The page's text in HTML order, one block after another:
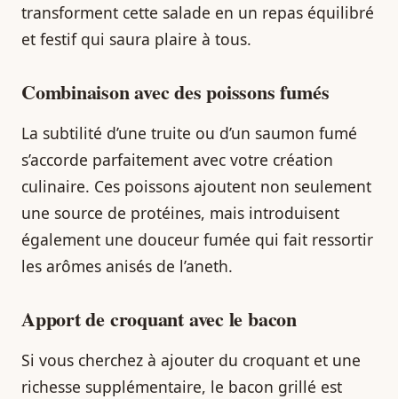
transforment cette salade en un repas équilibré
et festif qui saura plaire à tous.
Combinaison avec des poissons fumés
La subtilité d’une truite ou d’un saumon fumé
s’accorde parfaitement avec votre création
culinaire. Ces poissons ajoutent non seulement
une source de protéines, mais introduisent
également une douceur fumée qui fait ressortir
les arômes anisés de l’aneth.
Apport de croquant avec le bacon
Si vous cherchez à ajouter du croquant et une
richesse supplémentaire, le bacon grillé est